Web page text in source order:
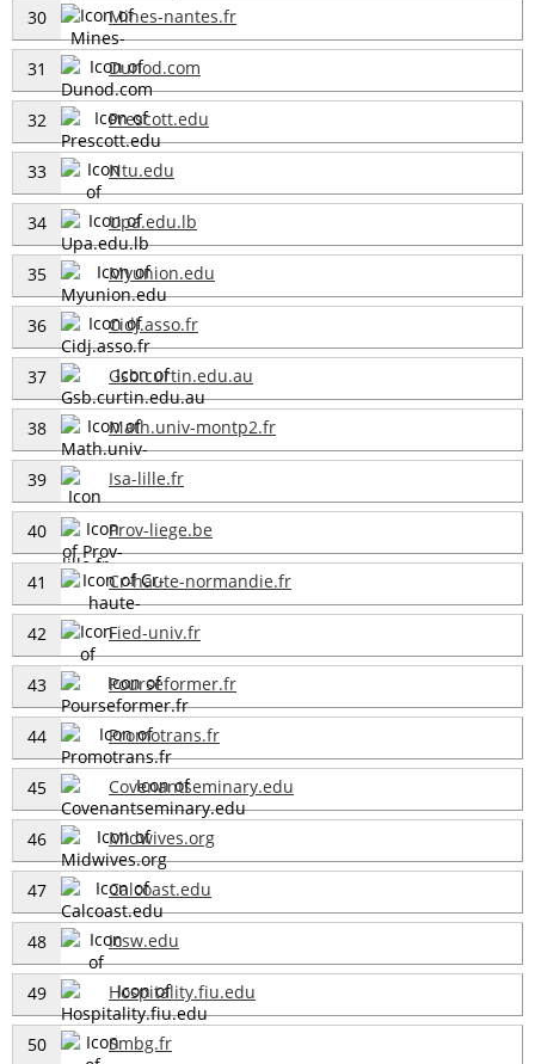
30 Mines-nantes.fr
31 Dunod.com
32 Prescott.edu
33 Ntu.edu
34 Upa.edu.lb
35 Myunion.edu
36 Cidj.asso.fr
37 Gsb.curtin.edu.au
38 Math.univ-montp2.fr
39 Isa-lille.fr
40 Prov-liege.be
41 Cr-haute-normandie.fr
42 Fied-univ.fr
43 Pourseformer.fr
44 Promotrans.fr
45 Covenantseminary.edu
46 Midwives.org
47 Calcoast.edu
48 Icsw.edu
49 Hospitality.fiu.edu
50 Smbg.fr